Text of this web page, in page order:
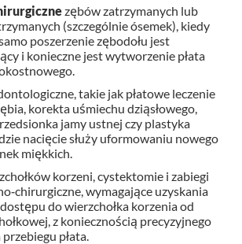
zębów zatrzymanych lub
(szczególnie ósemek), kiedy
poszerzenie zębodołu jest
i konieczne jest wytworzenie płata
takie jak płatowe leczenie
korekta uśmiechu dziąsłowego,
jamy ustnej czy plastyka
nacięcie służy uformowaniu nowego
miękkich.
korzeni, cystektomie i zabiegi
wymagające uzyskania
do wierzchołka korzenia od
z koniecznością precyzyjnego
płata.